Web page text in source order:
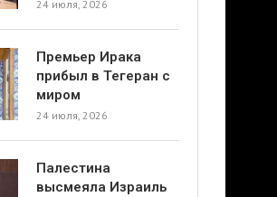
24 июля, 2026
Премьер Ирака
прибыл в Тегеран с
миром
24 июля, 2026
Палестина
высмеяла Израиль